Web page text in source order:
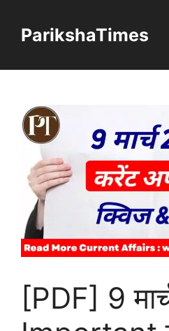
contentParikshaTimes
[PDF] 9